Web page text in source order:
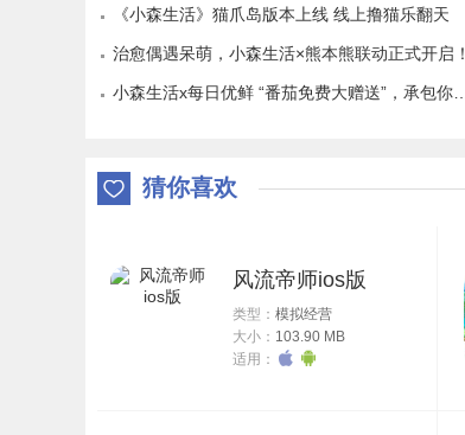
《小森生活》猫爪岛版本上线 线上撸猫乐翻天
治愈偶遇呆萌，小森生活×熊本熊联动正式开启！
小森生活x每日优鲜 “番茄免费大赠送”，承包你的田园自由
猜你喜欢
风流帝师ios版
类型： 模拟经营
大小： 103.90 MB
适用：